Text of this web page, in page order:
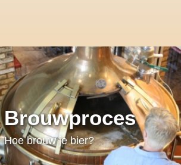
Brouwproces
Hoe brouw je bier?